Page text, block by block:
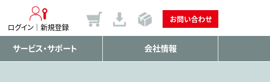
ログイン 新規登録
お問い合わせ
サービス・サポート 会社情報